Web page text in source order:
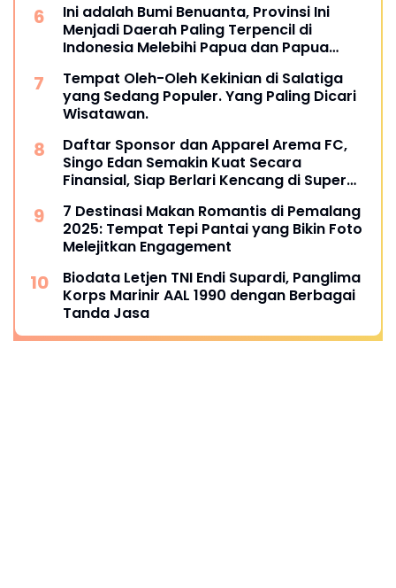
Ini adalah Bumi Benuanta, Provinsi Ini
Menjadi Daerah Paling Terpencil di
Indonesia Melebihi Papua dan Papua
Tempat Oleh-Oleh Kekinian di Salatiga
yang Sedang Populer. Yang Paling Dicari
Wisatawan.
Daftar Sponsor dan Apparel Arema FC,
Singo Edan Semakin Kuat Secara
Finansial, Siap Berlari Kencang di Super
7 Destinasi Makan Romantis di Pemalang
2025: Tempat Tepi Pantai yang Bikin Foto
Melejitkan Engagement
Biodata Letjen TNI Endi Supardi, Panglima
Korps Marinir AAL 1990 dengan Berbagai
Tanda Jasa